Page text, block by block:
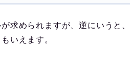
求められますが、逆にいうと
いえます。